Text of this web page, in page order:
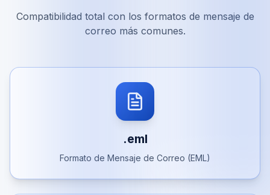
Compatibilidad total con los formatos de mensaje de
correo más comunes.
.eml
Formato de Mensaje de Correo (EML)